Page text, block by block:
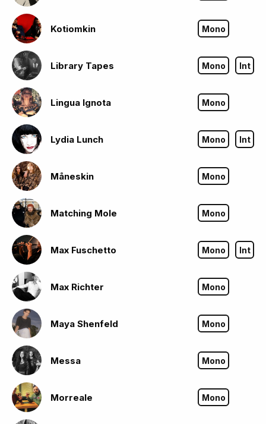
Kotiomkin Mono
Library Tapes Mono Int
Lingua Ignota Mono
Lydia Lunch Mono Int
Måneskin Mono
Matching Mole Mono
Max Fuschetto Mono Int
Max Richter Mono
Maya Shenfeld Mono
Messa Mono
Morreale Mono